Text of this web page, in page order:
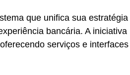
que unifica sua estratégia
bancária. A iniciativa
serviços e interfaces